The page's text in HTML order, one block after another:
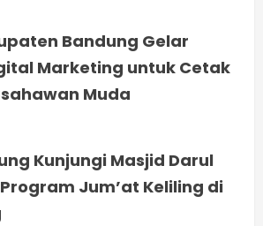
Bandung Gelar
Marketing untuk Cetak
Muda
Kunjungi Masjid Darul
Jum’at Keliling di